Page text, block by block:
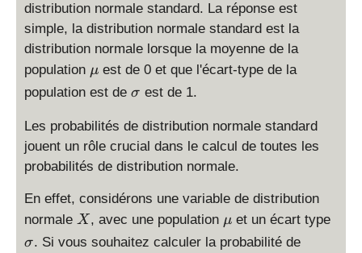
distribution normale standard. La réponse est
simple, la distribution normale standard est la
distribution normale lorsque la moyenne de la
population \
m
μ est de 0 et que l'écart-type de la
population est de \
g
m
a
σ est de 1.
Les probabilités de distribution normale standard
jouent un rôle crucial dans le calcul de toutes les
probabilités de distribution normale.
En effet, considérons une variable de distribution
normale X
X , avec une population \
m
μ et un écart type
σ. Si vous souhaitez calculer la probabilité de